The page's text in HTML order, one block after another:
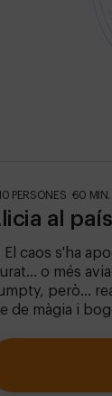
PERSONES 60 MIN.
al
El caos s'ha
o més
però...
de màgia i
te a
Trobar